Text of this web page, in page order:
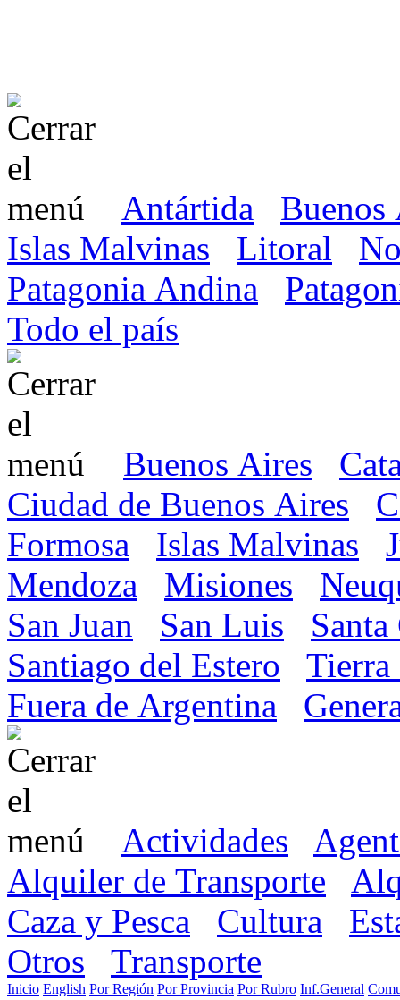
Antártida
Buenos
Islas Malvinas
Litoral
Patagonia Andina
Todo el país
Buenos Aires
Ciudad de Buenos Aires
Formosa
Islas Malvinas
Mendoza
Misiones
San Juan
San Luis
Santiago del Estero
Tierra
Fuera de Argentina
Actividades
Alquiler de Transporte
Caza y Pesca
Cultura
Otros
Transporte
Inicio English Por Región Por Provincia Por Rubro Inf.General